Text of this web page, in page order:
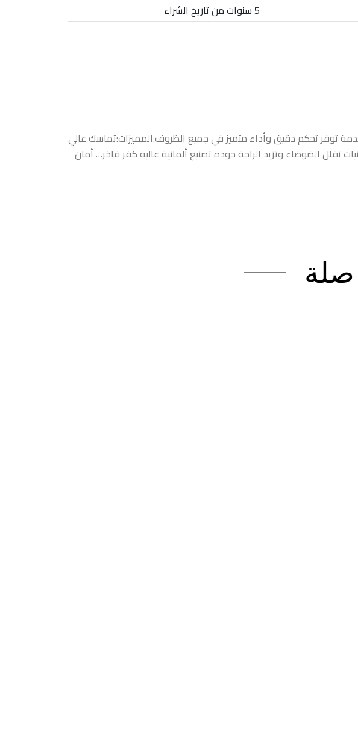
5 سنوات من تاريخ الشراء
توفر تحكم دقيق وأداء متميز في جميع الظروف.المميزات:تماسك عالي
الضوضاء وتزيد الراحة جودة تصنيع ألمانية عالية كفر فاخر… أمان